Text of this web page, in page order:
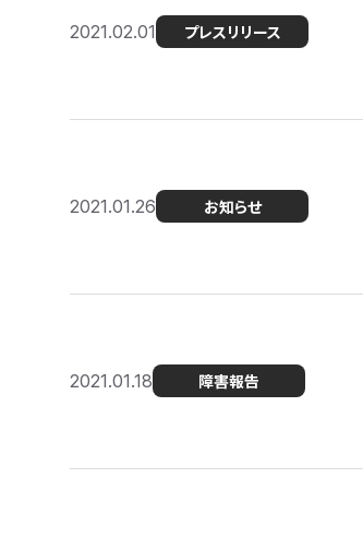
2021.02.01 プレスリリース
2021.01.26 お知らせ
2021.01.18 障害報告